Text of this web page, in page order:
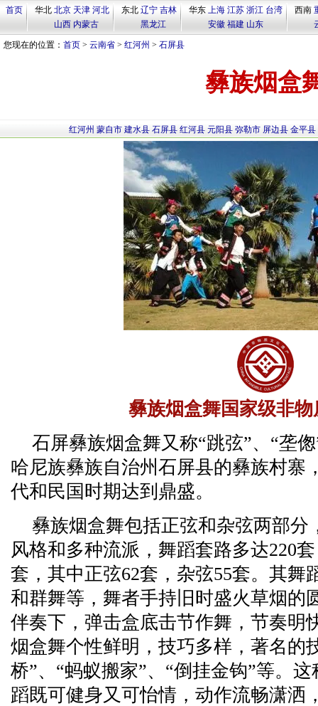
首页 华北 北京 天津 河北
山西 内蒙古
东北 辽宁 吉林
黑龙江
华东 上海 江苏 浙江 台湾
安徽 福建 山东
西南
您现在的位置： 首页 > 云南省 > 红河州 > 石屏县
彝族烟盒
红河州 蒙自市 建水县 石屏县 红河县 元阳县 弥勒市 屏边县 金平县
彝族烟盒舞国家级非
石屏彝族烟盒舞又称“跳弦”、“垄
哈尼族彝族自治州石屏县的彝族村寨
代和民国时期达到鼎盛。
彝族烟盒舞包括正弦和杂弦两部分
风格和多种流派，舞蹈套路多达220
套，其中正弦62套，杂弦55套。其舞
和群舞等，舞者手持旧时盛火草烟的
伴奏下，弹击盒底击节作舞，节奏明
烟盒舞个性鲜明，技巧多样，著名的
桥”、“蚂蚁搬家”、“倒挂金钩”等。
蹈既可健身又可怡情，动作流畅潇洒